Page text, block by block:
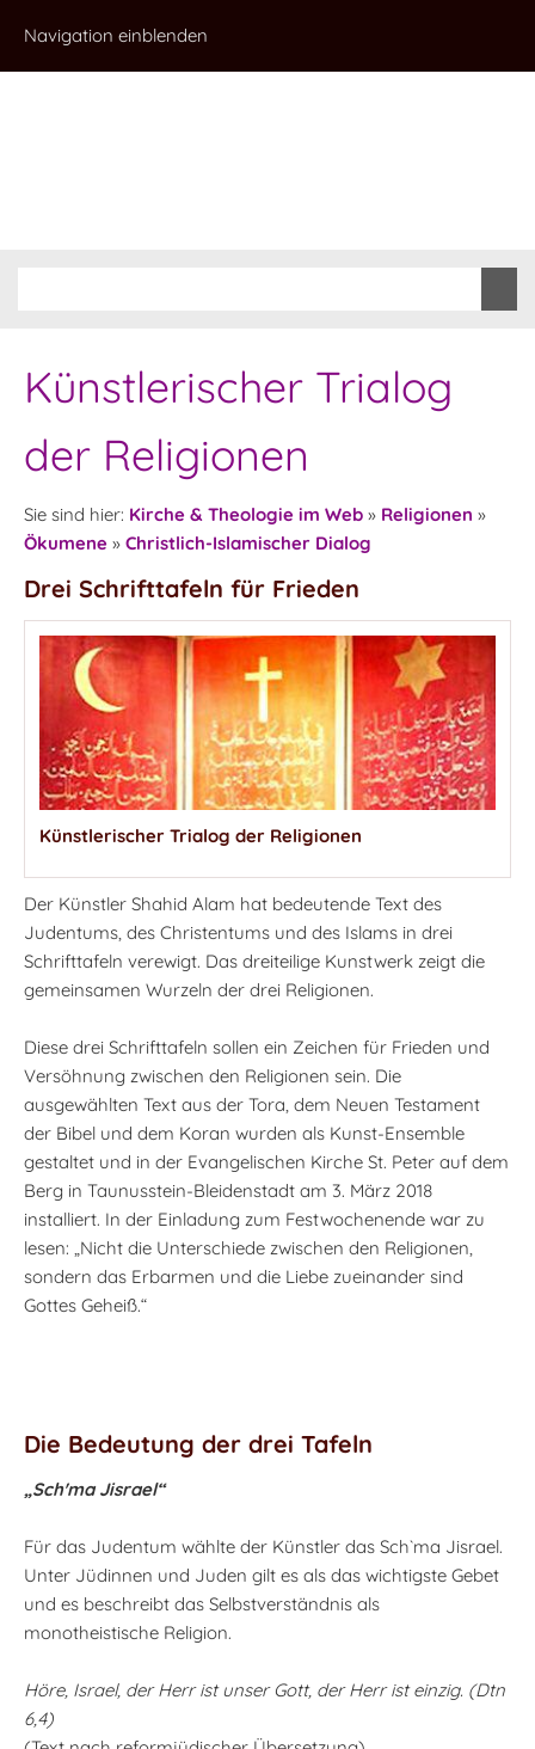
Navigation einblenden
Künstlerischer Trialog
der Religionen
Sie sind hier: Kirche & Theologie im Web » Religionen »
Ökumene » Christlich-Islamischer Dialog
Drei Schrifttafeln für Frieden
Künstlerischer Trialog der Religionen
Der Künstler Shahid Alam hat bedeutende Text des
Judentums, des Christentums und des Islams in drei
Schrifttafeln verewigt. Das dreiteilige Kunstwerk zeigt die
gemeinsamen Wurzeln der drei Religionen.
Diese drei Schrifttafeln sollen ein Zeichen für Frieden und
Versöhnung zwischen den Religionen sein. Die
ausgewählten Text aus der Tora, dem Neuen Testament
der Bibel und dem Koran wurden als Kunst-Ensemble
gestaltet und in der Evangelischen Kirche St. Peter auf dem
Berg in Taunusstein-Bleidenstadt am 3. März 2018
installiert. In der Einladung zum Festwochenende war zu
lesen: „Nicht die Unterschiede zwischen den Religionen,
sondern das Erbarmen und die Liebe zueinander sind
Gottes Geheiß.“
Die Bedeutung der drei Tafeln
„Sch'ma Jisrael“
Für das Judentum wählte der Künstler das Sch`ma Jisrael.
Unter Jüdinnen und Juden gilt es als das wichtigste Gebet
und es beschreibt das Selbstverständnis als
monotheistische Religion.
Höre, Israel, der Herr ist unser Gott, der Herr ist einzig. (Dtn
6,4)